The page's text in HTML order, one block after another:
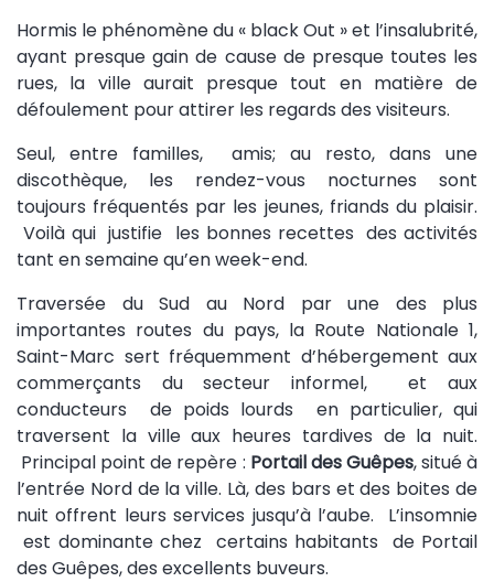
Hormis le phénomène du « black Out » et l’insalubrité,
ayant presque gain de cause de presque toutes les
rues, la ville aurait presque tout en matière de
défoulement pour attirer les regards des visiteurs.
Seul, entre familles, amis; au resto, dans une
discothèque, les rendez-vous nocturnes sont
toujours fréquentés par les jeunes, friands du plaisir.
Voilà qui justifie les bonnes recettes des activités
tant en semaine qu’en week-end.
Traversée du Sud au Nord par une des plus
importantes routes du pays, la Route Nationale 1,
Saint-Marc sert fréquemment d’hébergement aux
commerçants du secteur informel, et aux
conducteurs de poids lourds en particulier, qui
traversent la ville aux heures tardives de la nuit.
Principal point de repère : Portail des Guêpes, situé à
l’entrée Nord de la ville. Là, des bars et des boites de
nuit offrent leurs services jusqu’à l’aube. L’insomnie
est dominante chez certains habitants de Portail
des Guêpes, des excellents buveurs.